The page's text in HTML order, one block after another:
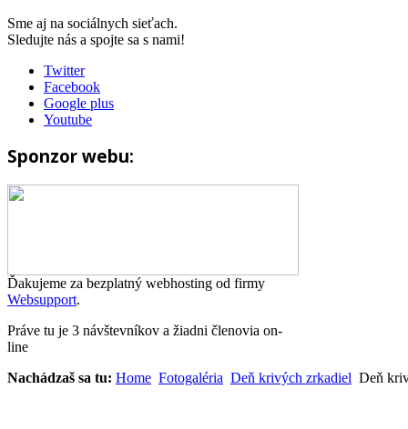
Sme aj na sociálnych sieťach.
Sledujte nás a spojte sa s nami!
Twitter
Facebook
Google plus
Youtube
Sponzor webu:
Ďakujeme za bezplatný webhosting od firmy
Websupport.
Práve tu je 3 návštevníkov a žiadni členovia on-
line
Nachádzaš sa tu: Home Fotogaléria Deň krivých zrkadiel Deň